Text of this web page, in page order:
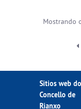
Mostrando
Sitios web do
Concello de
Rianxo